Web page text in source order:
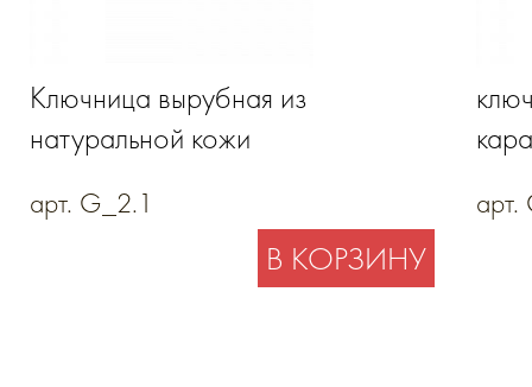
Ключница вырубная из
натуральной кожи
арт. G_2.1
В КОРЗИНУ